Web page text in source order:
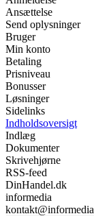
Ansættelse
Send oplysninger
Bruger
Min konto
Betaling
Prisniveau
Bonusser
Løsninger
Sidelinks
Indholdsoversigt
Indlæg
Dokumenter
Skrivehjørne
RSS-feed
DinHandel.dk
informedia